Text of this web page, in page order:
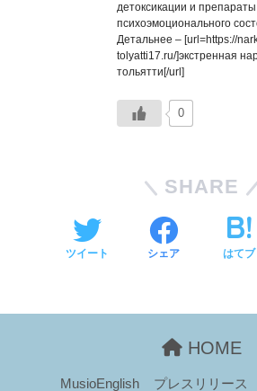
детоксикации и
психоэмоционального
Детальнее – [url=https://
tolyatti17.ru/]экстренная
тольятти[/url]
0
SHARE
ツイート シェア はてブ
HOME
MusioEnglish プレスリリース